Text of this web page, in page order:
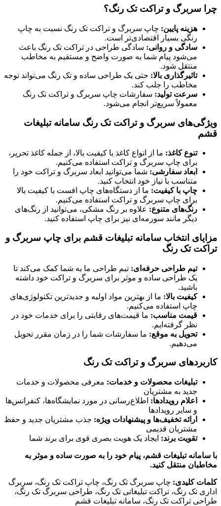
چرا سربرگ و تراکت تک رنگ؟
هزینه پایین: چاپ سربرگ و تراکت تک رنگ نسبت به چاپ
رنگی بسیار اقتصادی‌تر است.
سادگی و روانی: سادگی طراحی در تراکت تک رنگ باعث
می‌شود پیام شما به صورت واضح و مستقیم به مخاطب
منتقل شود.
تاثیرگذاری بالا: حتی یک طراحی ساده و تک رنگ می‌تواند توجه
مخاطب را جلب کند.
سرعت تولید: سفارشات چاپ سربرگ و تراکت تک رنگ
معمولاً سریع‌تر انجام می‌شود.
ویژگی‌های سربرگ و تراکت تک رنگ سامانه تبلیغات
قشم
تنوع کاغذ: ما از انواع کاغذ با کیفیت بالا، از جمله کاغذ تحریر،
برای چاپ سربرگ و تراکت استفاده می‌کنیم.
ابعاد سفارشی: شما می‌توانید ابعاد سربرگ و تراکت خود را
متناسب با نیاز خود انتخاب کنید.
چاپ با کیفیت: ما از دستگاه‌های چاپ افست با کیفیت بالا
برای چاپ سربرگ و تراکت استفاده می‌کنیم.
رنگ‌های متنوع: علاوه بر رنگ مشکی، می‌توانید از رنگ‌های
دیگر مانند سورمه‌ای نیز برای چاپ استفاده کنید.
مزایای انتخاب سامانه تبلیغات قشم برای چاپ سربرگ و
تراکت تک رنگ
تیم طراحی حرفه‌ای: تیم طراحی ما به شما کمک می‌کند تا
یک طراحی ساده و موثر برای سربرگ و تراکت خود داشته
باشید.
کیفیت بالا: ما از بهترین مواد اولیه و جدیدترین تکنولوژی‌های
چاپ استفاده می‌کنیم.
قیمت مناسب: ما قیمت‌های رقابتی را برای خدمات خود در
نظر گرفته‌ایم.
تحویل به موقع: ما سفارشات شما را در زمان مقرر تحویل
می‌دهیم.
کاربردهای سربرگ و تراکت تک رنگ
تبلیغات محصولات و خدمات: معرفی محصولات و خدمات
جدید به مشتریان
اعلام رویدادها: اطلاع‌رسانی در مورد نمایشگاه‌ها، کنفرانس‌ها
و سایر رویدادها
ارائه تخفیف‌ها و پیشنهادات ویژه: جذب مشتریان جدید و حفظ
مشتریان قدیمی
تقویت برند: ایجاد یک هویت بصری قوی برای برند شما
با سامانه تبلیغات قشم، پیام خود را به صورت ساده و موثر به
مخاطبان منتقل کنید.
کلمات کلیدی: چاپ سربرگ تک رنگ، چاپ تراکت تک رنگ، سربرگ
اداری تک رنگ، تراکت تبلیغاتی تک رنگ، طراحی سربرگ تک رنگ،
طراحی تراکت تک رنگ، سامانه تبلیغات قشم